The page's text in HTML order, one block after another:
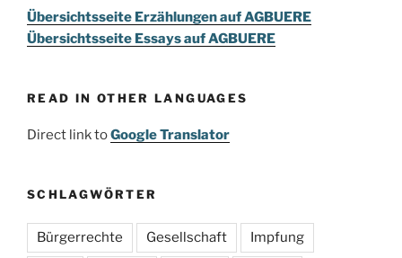
Übersichtsseite Erzählungen auf AGBUERE
Übersichtsseite Essays auf AGBUERE
READ IN OTHER LANGUAGES
Direct link toGoogle Translator
SCHLAGWÖRTER
Bürgerrechte Gesellschaft Impfung